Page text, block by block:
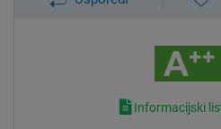
ovlašteni partner-tvrtka
Informacijski